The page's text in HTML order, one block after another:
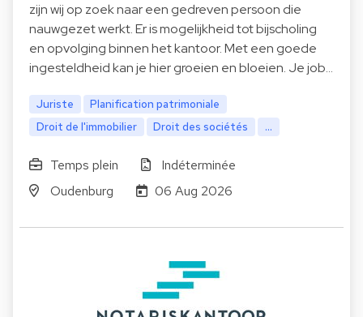
zijn wij op zoek naar een gedreven persoon die
nauwgezet werkt. Er is mogelijkheid tot bijscholing
en opvolging binnen het kantoor. Met een goede
ingesteldheid kan je hier groeien en bloeien. Je job…
Juriste
Planification patrimoniale
Droit de l'immobilier
Droit des sociétés ...
Temps plein
Indéterminée
Oudenburg
06 Aug 2026